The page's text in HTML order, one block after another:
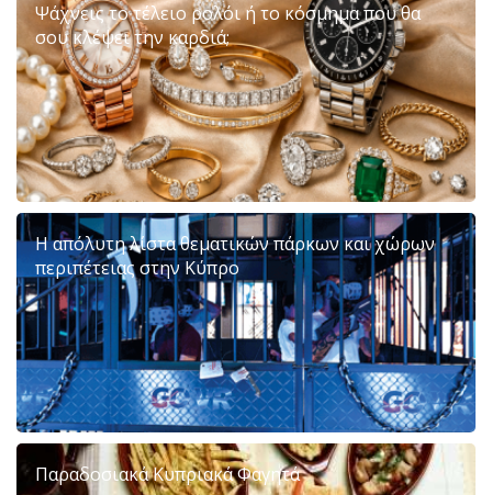
Ψάχνεις το τέλειο ρολόι ή το κόσμημα που θα
σου κλέψει την καρδιά;
Η απόλυτη λίστα θεματικών πάρκων και χώρων
περιπέτειας στην Κύπρο
Παραδοσιακά Κυπριακά Φαγητά